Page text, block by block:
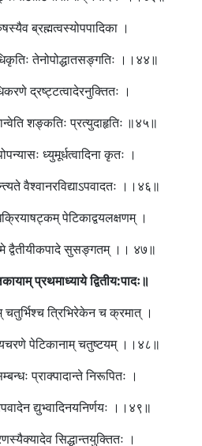
ब्रह्मत्वस्योपपादिका ।
तेनोपोद्धातसङ्गतिः ।।४४॥
द्रष्ट्टत्वादेरनुक्तितः ।
शङ्कतिः प्रत्युदाहृतिः ॥४५॥
ध्युमूर्धत्वादिना कृतः ।
।।४६॥
पेटिकाद्वयलक्षणम् ।
सुसङ्गतम् ।। ४७॥
प्रथमाध्याये द्वितीय:पादः॥
त्रिभिरेकेन च क्रमात् ।
पेटिकानाम् चतुष्टयम् ।।४८॥
प्राक्पादान्ते निरूपितः ।
द्युभ्वादिनयनिर्णयः ।।४९॥
सिद्धान्तयुक्तितः ।